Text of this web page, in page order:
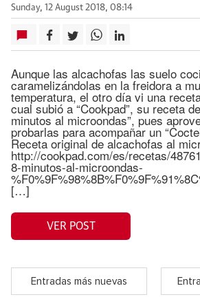
Sunday, 12 August 2018, 08:14
Aunque las alcachofas las suelo
caramelizándolas en la freidora a
temperatura, el otro día vi una
cual subió a “Cookpad”, su receta
minutos al microondas”, pues
probarlas para acompañar un
Receta original de alcachofas al
http://cookpad.com/es/recetas/
8-minutos-al-microondas-
[…]
VER POST
Entradas más nuevas